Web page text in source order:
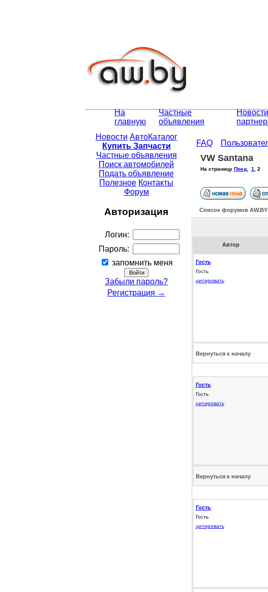
На
главную
Частные
объявления
Новости
Новости АвтоКаталог
Купить Запчасти
Частные объявления
Поиск автомобилей
Подать объявление
Полезное Контакты
Форум
Авторизация
Логин:
Пароль:
запомнить меня
Забыли пароль?
Регистрация →
FAQ
VW Santana
На страницу Пред. 1 2
Список форумов АW.BY
Автор
Гость
Гость
цитировать
Вернуться к началу
Гость
Гость
цитировать
Вернуться к началу
Гость
Гость
цитировать